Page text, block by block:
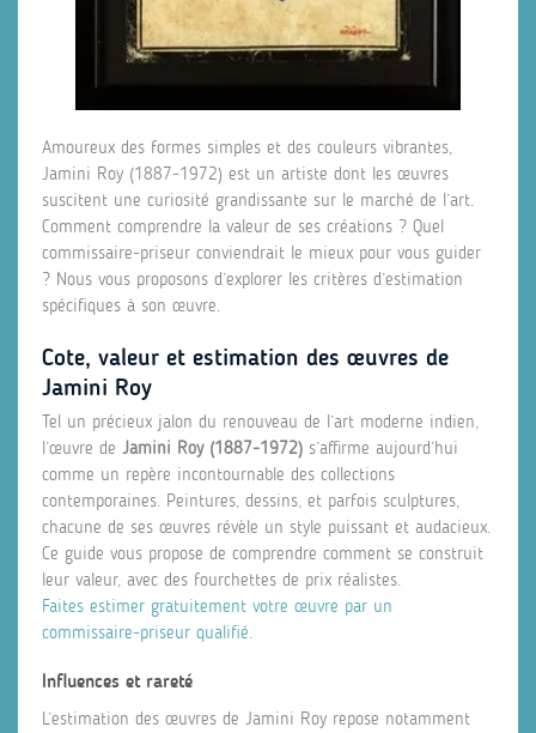
Amoureux des formes simples et des couleurs vibrantes,
Jamini Roy (1887‑1972) est un artiste dont les œuvres
suscitent une curiosité grandissante sur le marché de l’art.
Comment comprendre la valeur de ses créations ? Quel
commissaire‑priseur conviendrait le mieux pour vous guider
? Nous vous proposons d’explorer les critères d’estimation
spécifiques à son œuvre.
Cote, valeur et estimation des œuvres de
Jamini Roy
Tel un précieux jalon du renouveau de l’art moderne indien,
l’œuvre de Jamini Roy (1887‑1972) s’affirme aujourd’hui
comme un repère incontournable des collections
contemporaines. Peintures, dessins, et parfois sculptures,
chacune de ses œuvres révèle un style puissant et audacieux.
Ce guide vous propose de comprendre comment se construit
leur valeur, avec des fourchettes de prix réalistes.
Faites estimer gratuitement votre œuvre par un
commissaire‑priseur qualifié.
Influences et rareté
L’estimation des œuvres de Jamini Roy repose notamment